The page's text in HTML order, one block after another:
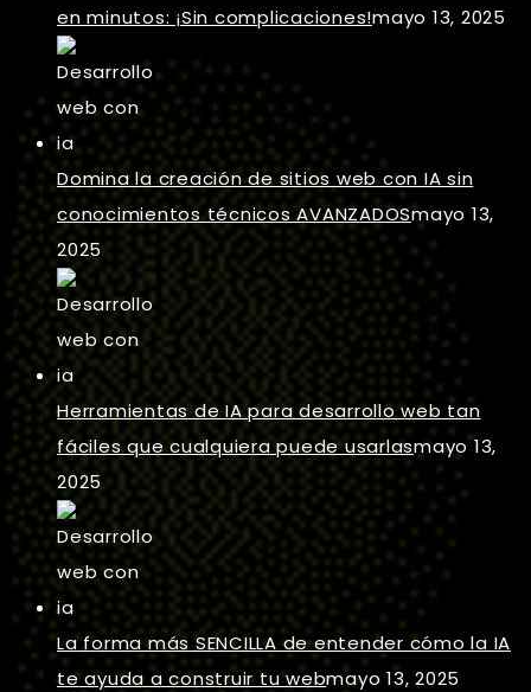
en minutos: ¡Sin complicaciones!mayo 13, 2025
Domina la creación de sitios web con IA sin
conocimientos técnicos AVANZADOSmayo 13,
2025
Herramientas de IA para desarrollo web tan
fáciles que cualquiera puede usarlasmayo 13,
2025
La forma más SENCILLA de entender cómo la IA
te ayuda a construir tu webmayo 13, 2025